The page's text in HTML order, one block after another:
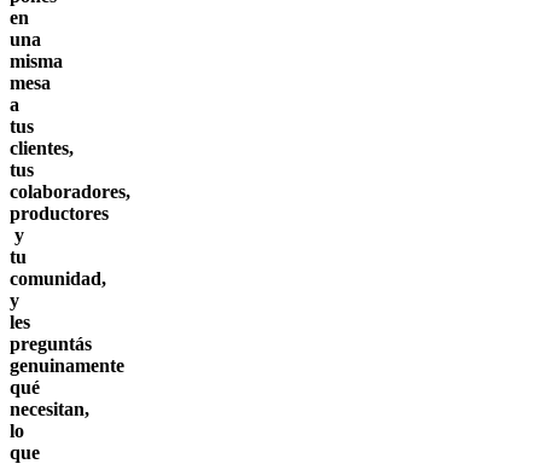
en
una
misma
mesa
a
tus
clientes,
tus
colaboradores,
productores
y
tu
comunidad,
y
les
preguntás
genuinamente
qué
necesitan,
lo
que